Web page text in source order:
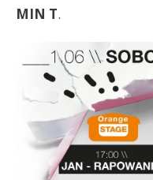
MIN T.